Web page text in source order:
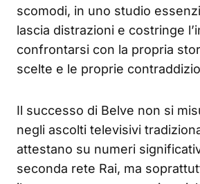
scomodi, in uno studio
lascia distrazioni e costringe
confrontarsi con la propria
scelte e le proprie
Il successo di Belve non si
negli ascolti televisivi
attestano su numeri
seconda rete Rai, ma